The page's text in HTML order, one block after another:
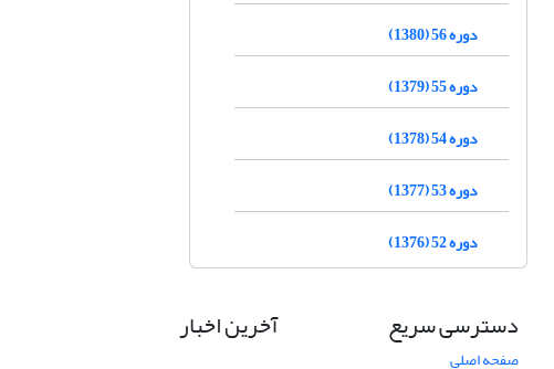
دوره 56 (1380)
دوره 55 (1379)
دوره 54 (1378)
دوره 53 (1377)
دوره 52 (1376)
دسترسی سریع
صفحه اصلی
آخرین اخبار